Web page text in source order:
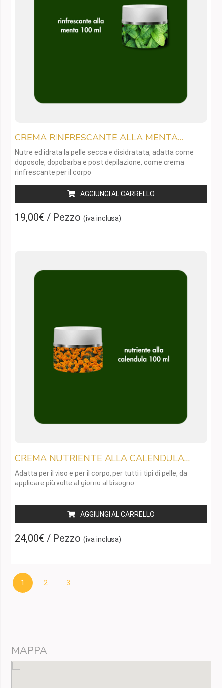
CREMA RINFRESCANTE ALLA MENTA
100ML
Nutre ed idrata la pelle secca e disidratata, adatta come
doposole, dopobarba e post depilazione, come crema
rinfrescante per il corpo
AGGIUNGI AL CARRELLO
19,00€ / Pezzo (iva inclusa)
CREMA NUTRIENTE ALLA CALENDULA
100ML
Adatta per il viso e per il corpo, per tutti i tipi di pelle, da
applicare più volte al giorno al bisogno.
AGGIUNGI AL CARRELLO
24,00€ / Pezzo (iva inclusa)
1 2 3
MAPPA